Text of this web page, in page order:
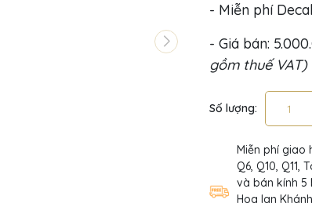
- Miễn phí
- Giá bán:
gồm thuế VAT)
Số lượng:
Miễn phí giao
Q6, Q10, Q11,
và bán kính 5
Hoa lan